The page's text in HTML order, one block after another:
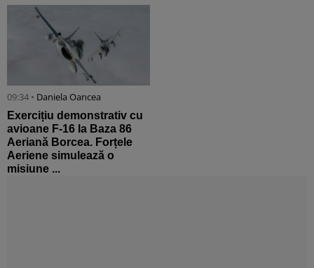
09:34 • Daniela Oancea
Exercițiu demonstrativ cu
avioane F-16 la Baza 86
Aeriană Borcea. Forțele
Aeriene simulează o
misiune ...